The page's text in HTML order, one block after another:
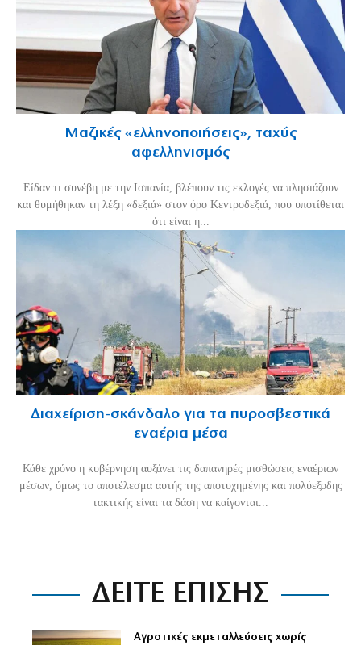
Μαζικές «ελληνοποιήσεις», ταχύς
αφελληνισμός
Είδαν τι συνέβη με την Ισπανία, βλέπουν τις εκλογές να πλησιάζουν
και θυμήθηκαν τη λέξη «δεξιά» στον όρο Κεντροδεξιά, που υποτίθεται
ότι είναι η...
Διαχείριση-σκάνδαλο για τα πυροσβεστικά
εναέρια μέσα
Κάθε χρόνο η κυβέρνηση αυξάνει τις δαπανηρές μισθώσεις εναέριων
μέσων, όμως το αποτέλεσμα αυτής της αποτυχημένης και πολύεξοδης
τακτικής είναι τα δάση να καίγονται...
ΔΕΙΤΕ ΕΠΙΣΗΣ
Αγροτικές εκμεταλλεύσεις χωρίς